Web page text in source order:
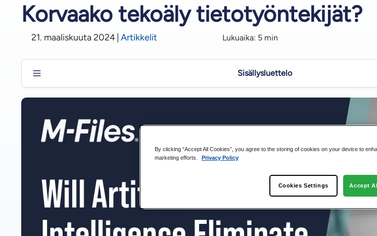
Korvaako tekoäly tietotyöntekijät?
21. maaliskuuta 2024 Artikkelit Lukuaika: 5 min
Sisällysluettelo
Tekoäly voi parantaa tietotyötä
Tekoälyn vaikutus tietoon perustuvaan työhön
Huoli tekoälystä työn tulevaisuudessa
Poistavatko tekoälyautomaatiot tietotyön?
Usein kysytyt kysymykset (FAQ)
By clicking “Accept All Cookies”, you agree to the storing of cookies on your device to
marketing efforts.
Privacy Policy
Cookies Settings Accept